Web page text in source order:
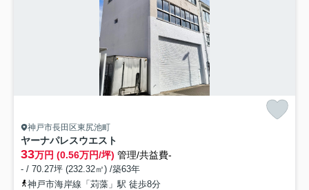
神戸市長田区東尻池町
ヤーナパレスウエスト
33万円 (0.56万円/坪) 管理/共益費-
- / 70.27坪 (232.32㎡) /築63年
神戸市海岸線「苅藻」駅 徒歩8分